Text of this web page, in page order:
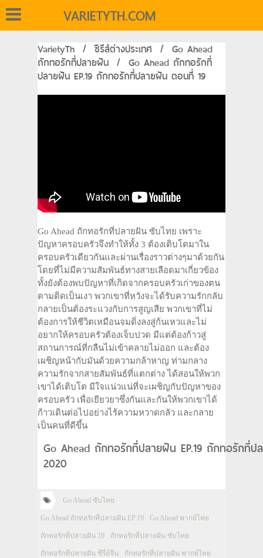
VARIETYTH.COM
VarietyTh / ซีรีส์ต่างประเทศ / Go Ahead
ถักทอรักที่ปลายฝัน / Go Ahead ถักทอรักที่
ปลายฝัน EP.19 ถักทอรักที่ปลายฝัน ตอนที่ 19
Go Ahead ถักทอรักที่ปลายฝัน ซับไทย เพราะ
ปัญหาครอบครัวจึงทำให้ทั้ง 3 ต้องเติบโตมาใน
ครอบครัวเดียวกันและผ่านเรื่องราวต่างๆมาด้วยกัน
โดยที่ไม่มีความสัมพันธ์ทางสายเลือดมาเกี่ยวข้อง
ทั้งยังต้องพบปัญหาที่เกิดจากครอบครัวเก่าของตน
ตามติดเป็นเงา พวกเขาที่หวังจะได้รับความรักกลับ
กลายเป็นต้องระแวงกับการสูญเสีย พวกเขาที่ไม่
ต้องการให้ชีวิตเหมือนจมดิ่งลงสู่ก้นเหวและไม่
อยากให้ครอบครัวต้องเจ็บปวด มีแต่ต้องก้าวสู่
สถานการณ์ที่กลืนไม่เข้าคลายไม่ออก และต้อง
เผชิญหน้ากับมันด้วยความกล้าหาญ ท่ามกลาง
ความรักจากสายสัมพันธ์ที่แตกต่าง ได้สอนให้พวก
เขาได้เติบโต มีใจแน่วแน่ที่จะเผชิญกับปัญหาของ
ครอบครัว เพื่อเยียวยาซึ่งกันและกันให้พวกเขาได้
ก้าวเดินต่อไปอย่างไร้ความหวาดกลัว และกลาย
เป็นคนที่ดีขึ้น
Go Ahead ถักทอรักที่ปลายฝัน EP.19 ถักทอรักที่
2020
Go Ahead ซับไทย
Go Ahead ถักทอรักที่ปลายฝัน EP.19 Go Ahead พากย์ไทย
ถักทอรักที่ปลายฝัน 19 ถักทอรักที่ปลายฝัน ซับไทย
ถักทอรักที่ปลายฝัน ซีรี่ย์จีน ถักทอรักที่ปลายฝัน พากย์ไทย